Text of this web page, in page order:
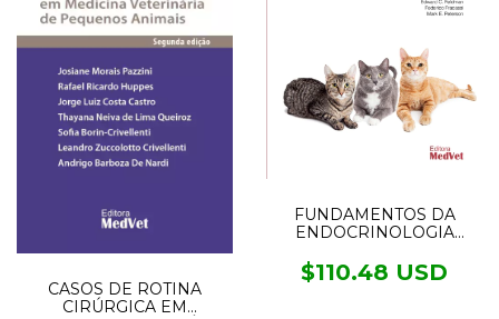
CASOS DE ROTINA
CIRÚRGICA EM
FUNDAMENTOS DA
ENDOCRINOLOGIA
$110.48 USD